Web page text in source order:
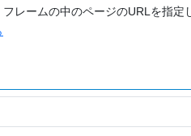
レームの中のページのURLを指定